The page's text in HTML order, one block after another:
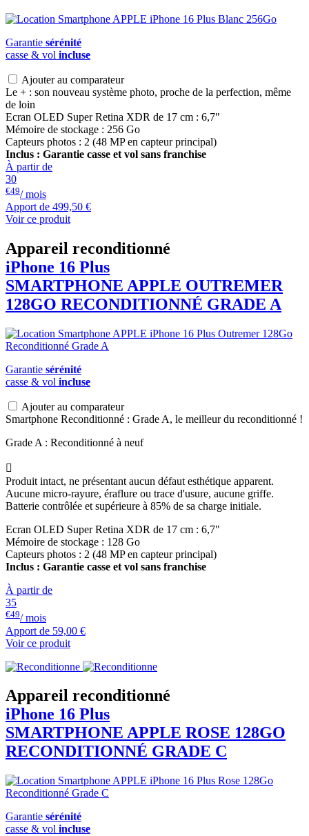
Garantie sérénité
casse & vol incluse
Ajouter au comparateur
Le + : son nouveau système photo, proche de la perfection, même
de loin
Ecran OLED Super Retina XDR de 17 cm : 6,7"
Mémoire de stockage : 256 Go
Capteurs photos : 2 (48 MP en capteur principal)
Inclus : Garantie casse et vol sans franchise
À partir de
30
€49/ mois
Apport de 499,50 €
Voir ce produit
Appareil reconditionné
iPhone 16 Plus
SMARTPHONE APPLE OUTREMER
128GO RECONDITIONNÉ GRADE A
Garantie sérénité
casse & vol incluse
Ajouter au comparateur
Smartphone Reconditionné : Grade A, le meilleur du reconditionné !
Grade A : Reconditionné à neuf

Produit intact, ne présentant aucun défaut esthétique apparent.
Aucune micro-rayure, éraflure ou trace d'usure, aucune griffe.
Batterie contrôlée et supérieure à 85% de sa charge initiale.
Ecran OLED Super Retina XDR de 17 cm : 6,7"
Mémoire de stockage : 128 Go
Capteurs photos : 2 (48 MP en capteur principal)
Inclus : Garantie casse et vol sans franchise
À partir de
35
€49/ mois
Apport de 59,00 €
Voir ce produit
Appareil reconditionné
iPhone 16 Plus
SMARTPHONE APPLE ROSE 128GO
RECONDITIONNÉ GRADE C
Garantie sérénité
casse & vol incluse